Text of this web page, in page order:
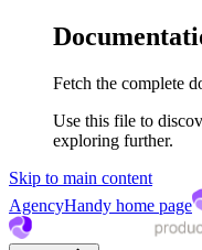
Fetch the complete
Use this file to
exploring further.
Skip to main content
AgencyHandy home page